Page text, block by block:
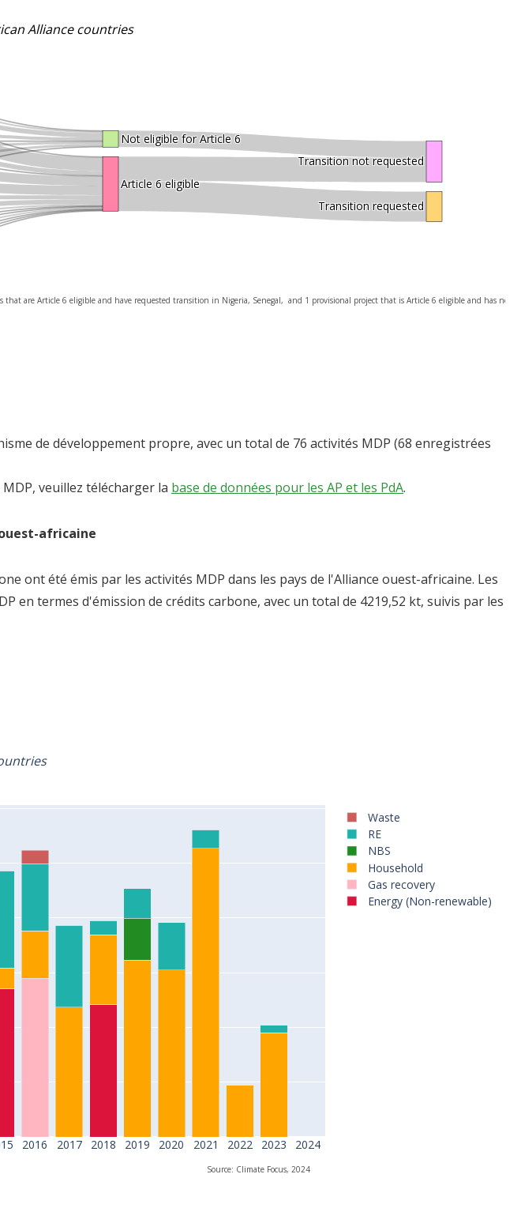
Article 6 eligible
Not eligible for Article 6
Transition not requested
Transition requested
Alliance countries
that are Article 6 eligible and have requested transition in Nigeria, Senegal,  and 1 provisional project that is Article 6 eligible and has not
de développement propre, avec un total de 76 activités MDP (68 enregistrées
veuillez télécharger la base de données pour les AP et les PdA.
africaine
ont été émis par les activités MDP dans les pays de l'Alliance ouest-africaine. Les
en termes d'émission de crédits carbone, avec un total de 4219,52 kt, suivis par les
2016 2017 2018 2019 2020 2021 2022 2023 2024
Waste
RE
NBS
Household
Gas recovery
Energy (Non-renewable)
Source: Climate Focus, 2024